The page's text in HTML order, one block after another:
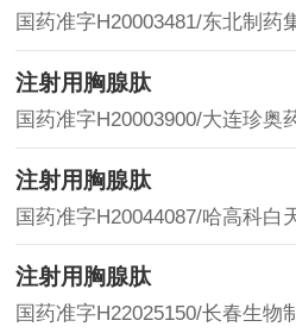
注射用胸腺肽
国药准字H20003900/大连珍奥
注射用胸腺肽
国药准字H20044087/哈高科白
注射用胸腺肽
国药准字H22025150/长春生物